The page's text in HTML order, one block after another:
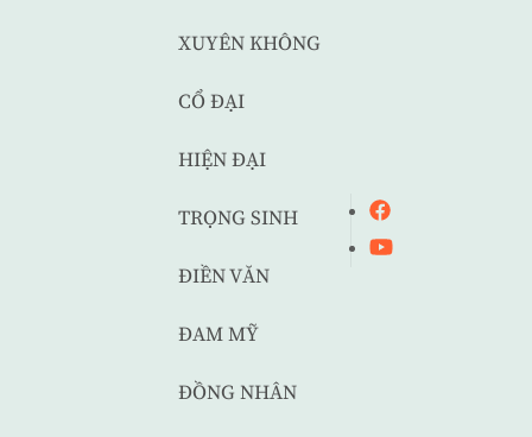
XUYÊN KHÔNG
CỔ ĐẠI
HIỆN ĐẠI
TRỌNG SINH
ĐIỀN VĂN
ĐAM MỸ
ĐỒNG NHÂN